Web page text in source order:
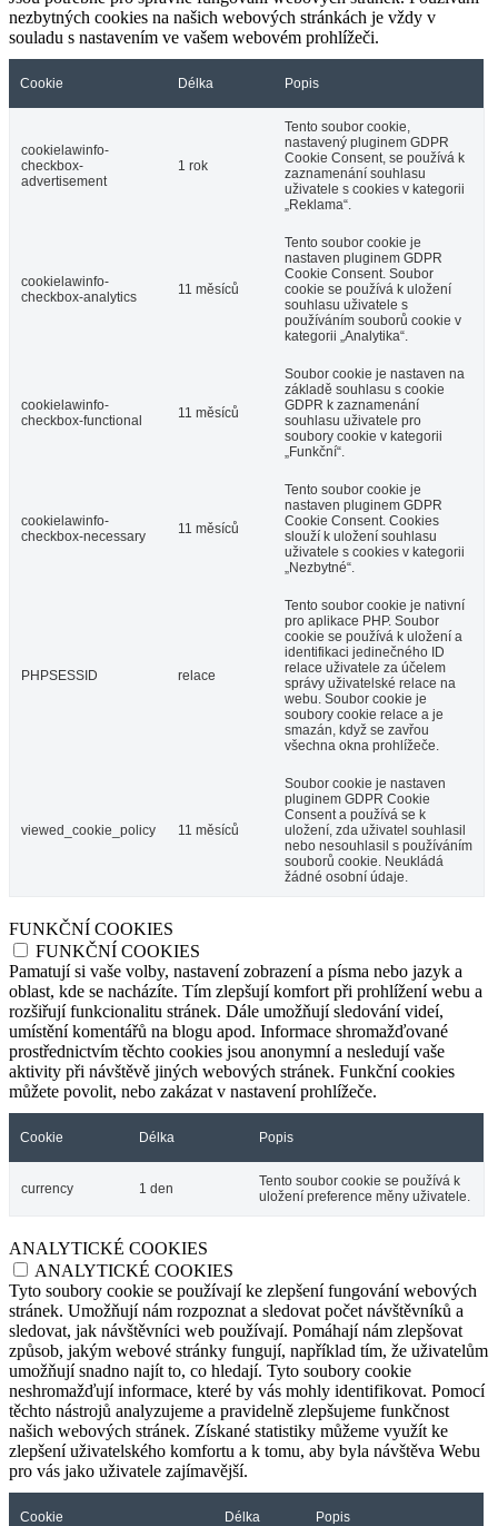
nezbytných cookies na našich webových stránkách je vždy v
souladu s nastavením ve vašem webovém prohlížeči.
Cookie Délka Popis
cookielawinfo-
checkbox-
advertisement
1 rok
Tento soubor cookie,
nastavený pluginem GDPR
Cookie Consent, se používá k
zaznamenání souhlasu
uživatele s cookies v kategorii
„Reklama“.
cookielawinfo-
checkbox-analytics
11 měsíců
Tento soubor cookie je
nastaven pluginem GDPR
Cookie Consent. Soubor
cookie se používá k uložení
souhlasu uživatele s
používáním souborů cookie v
kategorii „Analytika“.
cookielawinfo-
checkbox-functional
11 měsíců
Soubor cookie je nastaven na
základě souhlasu s cookie
GDPR k zaznamenání
souhlasu uživatele pro
soubory cookie v kategorii
„Funkční“.
cookielawinfo-
checkbox-necessary
11 měsíců
Tento soubor cookie je
nastaven pluginem GDPR
Cookie Consent. Cookies
slouží k uložení souhlasu
uživatele s cookies v kategorii
„Nezbytné“.
PHPSESSID relace
Tento soubor cookie je nativní
pro aplikace PHP. Soubor
cookie se používá k uložení a
identifikaci jedinečného ID
relace uživatele za účelem
správy uživatelské relace na
webu. Soubor cookie je
soubory cookie relace a je
smazán, když se zavřou
všechna okna prohlížeče.
viewed_cookie_policy 11 měsíců
Soubor cookie je nastaven
pluginem GDPR Cookie
Consent a používá se k
uložení, zda uživatel souhlasil
nebo nesouhlasil s používáním
souborů cookie. Neukládá
žádné osobní údaje.
FUNKČNÍ COOKIES
FUNKČNÍ COOKIES
Pamatují si vaše volby, nastavení zobrazení a písma nebo jazyk a
oblast, kde se nacházíte. Tím zlepšují komfort při prohlížení webu a
rozšiřují funkcionalitu stránek. Dále umožňují sledování videí,
umístění komentářů na blogu apod. Informace shromažďované
prostřednictvím těchto cookies jsou anonymní a nesledují vaše
aktivity při návštěvě jiných webových stránek. Funkční cookies
můžete povolit, nebo zakázat v nastavení prohlížeče.
Cookie Délka Popis
currency 1 den
Tento soubor cookie se používá k
uložení preference měny uživatele.
ANALYTICKÉ COOKIES
ANALYTICKÉ COOKIES
Tyto soubory cookie se používají ke zlepšení fungování webových
stránek. Umožňují nám rozpoznat a sledovat počet návštěvníků a
sledovat, jak návštěvníci web používají. Pomáhají nám zlepšovat
způsob, jakým webové stránky fungují, například tím, že uživatelům
umožňují snadno najít to, co hledají. Tyto soubory cookie
neshromažďují informace, které by vás mohly identifikovat. Pomocí
těchto nástrojů analyzujeme a pravidelně zlepšujeme funkčnost
našich webových stránek. Získané statistiky můžeme využít ke
zlepšení uživatelského komfortu a k tomu, aby byla návštěva Webu
pro vás jako uživatele zajímavější.
Cookie Délka Popis